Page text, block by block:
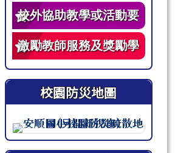
臺南市安南區安順國民小學115
校外協助教學或活動要
點
激勵教師服務及獎勵學
生辦法
校園防災地圖
此圖為安順國小校園防災地圖（